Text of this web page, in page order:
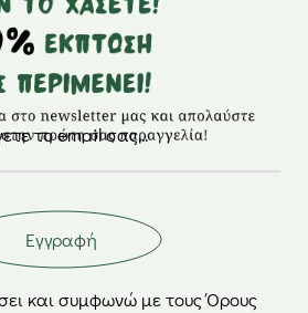
nibs BIO – Όλα Bio – 100gr
6,40€
Εγγραφή
και συμφωνώ με τους Όρους